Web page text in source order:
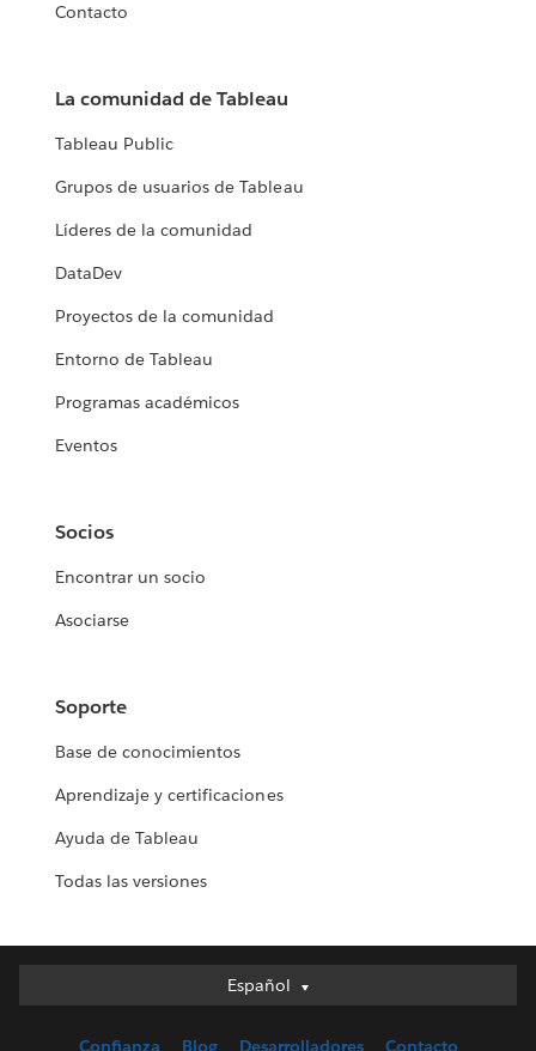
Contacto
La comunidad de Tableau
Tableau Public
Grupos de usuarios de Tableau
Líderes de la comunidad
DataDev
Proyectos de la comunidad
Entorno de Tableau
Programas académicos
Eventos
Socios
Encontrar un socio
Asociarse
Soporte
Base de conocimientos
Aprendizaje y certificaciones
Ayuda de Tableau
Todas las versiones
Español
Español
Confianza Blog Desarrolladores Contacto